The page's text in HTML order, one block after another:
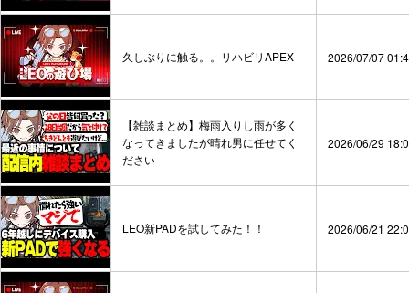
久しぶりに触る。。リハビリAPEX 2026/07/07
【雑談まとめ】梅雨入りし雨が多く
なってきましたが晴れ男に任せてく
ださい
2026/06/29
LEO新PADを試してみた！！ 2026/06/21